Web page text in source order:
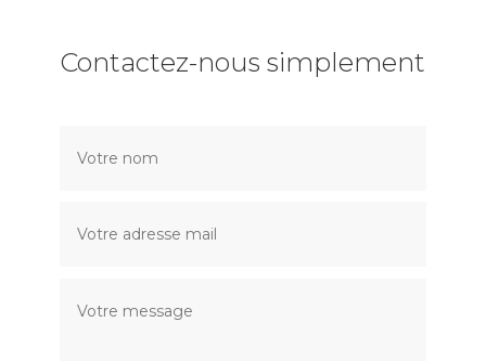
Contactez-nous simplement